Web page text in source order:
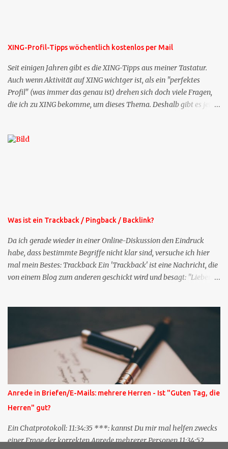
XING-Profil-Tipps wöchentlich kostenlos per Mail
Seit einigen Jahren gibt es die XING-Tipps aus meiner Tastatur.
Auch wenn Aktivität auf XING wichtger ist, als ein "perfektes
Profil" (was immer das genau ist) drehen sich doch viele Fragen,
die ich zu XING bekomme, um dieses Thema. Deshalb gibt es jetzt
bekommen Sie kostenlos eine weitere Folge. Die Startsequenz ist 16
Was ist ein Trackback / Pingback / Backlink?
Da ich gerade wieder in einer Online-Diskussion den Eindruck
habe, dass bestimmte Begriffe nicht klar sind, versuche ich hier
mal mein Bestes: Trackback Ein 'Trackback' ist eine Nachricht, die
von einem Blog zum anderen geschickt wird und besagt: "Lieber
was ich zu deinem Inhalt zu sagen hatte." Diese
Nachrichtenfunktion wird 'angestoßen' in dem 'mein' Blog an die
'TrackbackURL' des Anderen einen 'Ping' schickt, d.h. ein paar
Parameter übergibt (URL meines Eintrags, Kurzzitat meines
Beitrags). Praktisch muss man nichts Anderes tun, als die
TrackbackURL beim Schreiben meines Beitrags in ein bestimmtes
Feld in meinem 'Blog-Redaktionssystem' einzufügen. Trackbacks
und TrackbackURLs sind heute recht selten. Das Trackback-
Verfahren wurde wei...
Anrede in Briefen/E-Mails: mehrere Herren - Ist "Guten Tag, die
Herren" gut?
Ein Chatprotokoll: 11:34:35 ***: kannst Du mir mal helfen zwecks
einer Frage der korrekten Anrede mehrerer Personen 11:34:52